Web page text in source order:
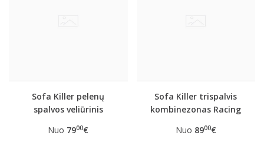
Sofa Killer pelenų
spalvos veliūrinis
Nuo 7900€
Sofa Killer trispalvis
kombinezonas Racing
Nuo 8900€